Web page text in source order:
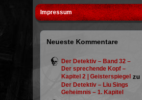
Impressum
Neueste Kommentare
Der Detektiv – Band 32 –
Der sprechende Kopf –
Kapitel 2 | Geisterspiegel zu
Der Detektiv – Liu Sings
Geheimnis – 1. Kapitel